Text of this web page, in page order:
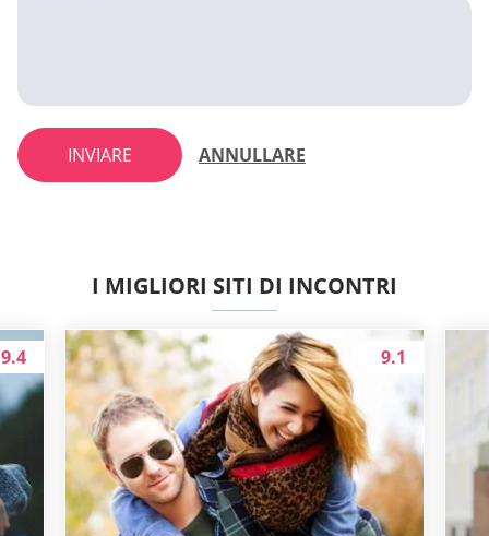
INVIARE ANNULLARE
I MIGLIORI SITI DI INCONTRI
9.4 9.1